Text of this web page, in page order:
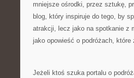
mniejsze ośrodki, przez sztukę,
blog, który inspiruje do tego, by
atrakcji, lecz jako na spotkanie z
jako opowieść o podróżach, które
Jeżeli ktoś szuka portalu o